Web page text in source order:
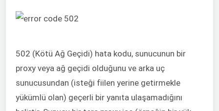
502 (Kötü Ağ Geçidi) hata kodu, sunucunun bir
proxy veya ağ geçidi olduğunu ve arka uç
sunucusundan (isteği fiilen yerine getirmekle
yükümlü olan) geçerli bir yanıta ulaşamadığını